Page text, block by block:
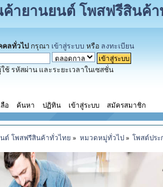
ายานยนต์ โพสฟรีสินค้า
คลทั่วไป กรุณา เข้าสู่ระบบ หรือ ลงทะเบียน
ช้ รหัสผ่าน และระยะเวลาในเซสชั่น
อ ค้นหา ปฏิทิน เข้าสู่ระบบ สมัครสมาชิก
ต์ โพสฟรีสินค้าทั่วไทย » หมวดหมู่ทั่วไป» โพสต์ประ